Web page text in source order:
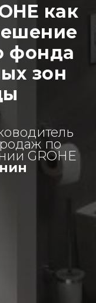
как
фонда
зон
по
GROHE